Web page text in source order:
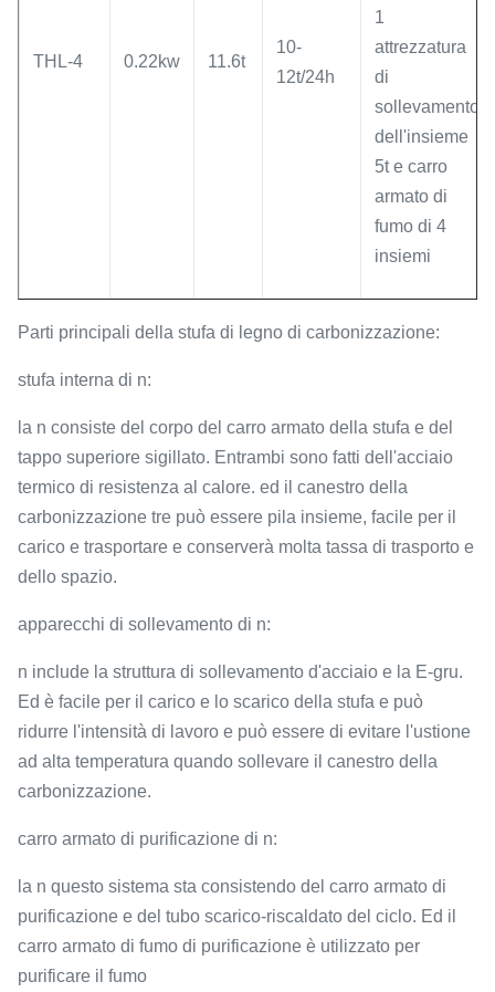
THL-4 0.22kw 11.6t
10-
12t/24h
1
attrezzatura
di
sollevamento
dell'insieme
5t e carro
armato di
fumo di 4
insiemi
Parti principali della stufa di legno di carbonizzazione:
stufa interna di n:
la n consiste del corpo del carro armato della stufa e del
tappo superiore sigillato. Entrambi sono fatti dell'acciaio
termico di resistenza al calore. ed il canestro della
carbonizzazione tre può essere pila insieme, facile per il
carico e trasportare e conserverà molta tassa di trasporto e
dello spazio.
apparecchi di sollevamento di n:
n include la struttura di sollevamento d'acciaio e la E-gru.
Ed è facile per il carico e lo scarico della stufa e può
ridurre l'intensità di lavoro e può essere di evitare l'ustione
ad alta temperatura quando sollevare il canestro della
carbonizzazione.
carro armato di purificazione di n:
la n questo sistema sta consistendo del carro armato di
purificazione e del tubo scarico-riscaldato del ciclo. Ed il
carro armato di fumo di purificazione è utilizzato per
purificare il fumo